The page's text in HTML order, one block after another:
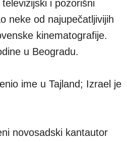
i pozorišni
neke od najupečatljivijih
kinematografije.
u Beogradu.
ime u Tajland; Izrael je
novosadski kantautor